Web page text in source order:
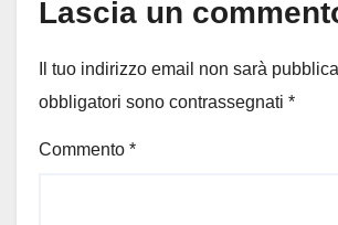
Lascia un
Il tuo indirizzo email non sarà
obbligatori sono contrassegnati *
Commento *